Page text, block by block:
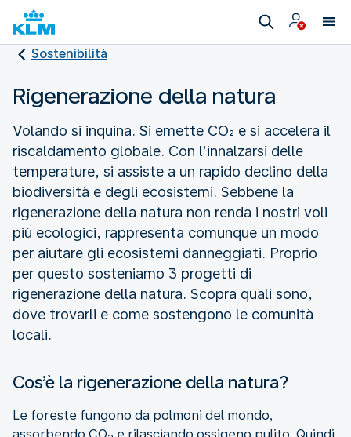
Sostenibilità
Rigenerazione della natura
Volando si inquina. Si emette CO₂ e si accelera il
riscaldamento globale. Con l’innalzarsi delle
temperature, si assiste a un rapido declino della
biodiversità e degli ecosistemi. Sebbene la
rigenerazione della natura non renda i nostri voli
più ecologici, rappresenta comunque un modo
per aiutare gli ecosistemi danneggiati. Proprio
per questo sosteniamo 3 progetti di
rigenerazione della natura. Scopra quali sono,
dove trovarli e come sostengono le comunità
locali.
Cos’è la rigenerazione della natura?
Le foreste fungono da polmoni del mondo,